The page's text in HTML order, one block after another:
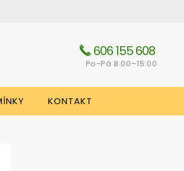
606 155 608
Po-Pá 8:00–15:00
KONTAKT